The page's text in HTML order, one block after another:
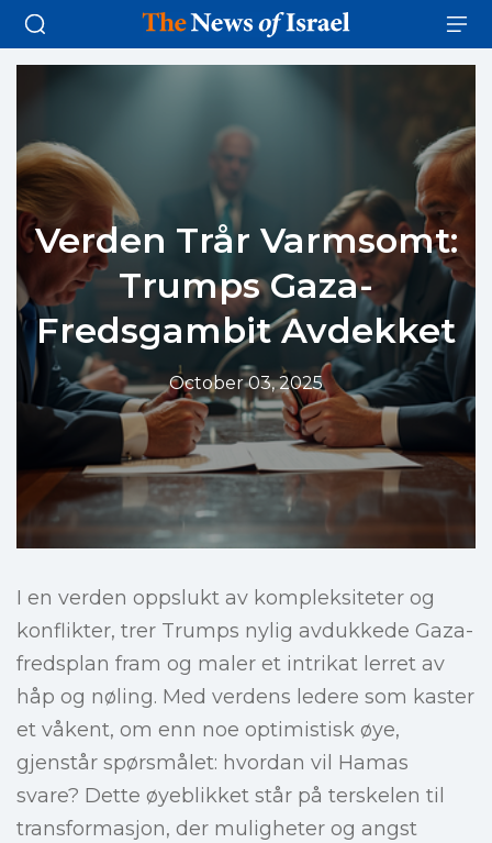
Verden Trår Varmsomt:
Trumps Gaza-
Fredsgambit Avdekket
October 03, 2025
I en verden oppslukt av kompleksiteter og
konflikter, trer Trumps nylig avdukkede Gaza-
fredsplan fram og maler et intrikat lerret av
håp og nøling. Med verdens ledere som kaster
et våkent, om enn noe optimistisk øye,
gjenstår spørsmålet: hvordan vil Hamas
svare? Dette øyeblikket står på terskelen til
transformasjon, der muligheter og angst